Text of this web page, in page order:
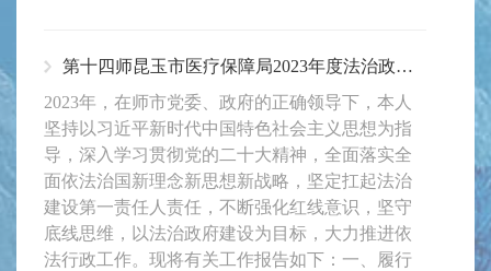
第十四师昆玉市医疗保障局2023年度法治政府建设报告
2023年，在师市党委、政府的正确领导下，本人
坚持以习近平新时代中国特色社会主义思想为指
导，深入学习贯彻党的二十大精神，全面落实全
面依法治国新理念新思想新战略，坚定扛起法治
建设第一责任人责任，不断强化红线意识，坚守
底线思维，以法治政府建设为目标，大力推进依
法行政工作。现将有关工作报告如下：一、履行